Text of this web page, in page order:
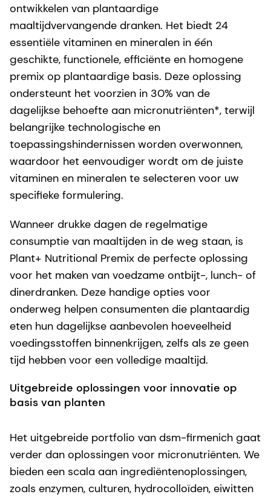
ontwikkelen van plantaardige
maaltijdvervangende dranken. Het biedt 24
essentiële vitaminen en mineralen in één
geschikte, functionele, efficiënte en homogene
premix op plantaardige basis. Deze oplossing
ondersteunt het voorzien in 30% van de
dagelijkse behoefte aan micronutriënten*, terwijl
belangrijke technologische en
toepassingshindernissen worden overwonnen,
waardoor het eenvoudiger wordt om de juiste
vitaminen en mineralen te selecteren voor uw
specifieke formulering.
Wanneer drukke dagen de regelmatige
consumptie van maaltijden in de weg staan, is
Plant+ Nutritional Premix de perfecte oplossing
voor het maken van voedzame ontbijt-, lunch- of
dinerdranken. Deze handige opties voor
onderweg helpen consumenten die plantaardig
eten hun dagelijkse aanbevolen hoeveelheid
voedingsstoffen binnenkrijgen, zelfs als ze geen
tijd hebben voor een volledige maaltijd.
Uitgebreide oplossingen voor innovatie op
basis van planten
Het uitgebreide portfolio van dsm-firmenich gaat
verder dan oplossingen voor micronutriënten. We
bieden een scala aan ingrediëntenoplossingen,
zoals enzymen, culturen, hydrocolloïden, eiwitten